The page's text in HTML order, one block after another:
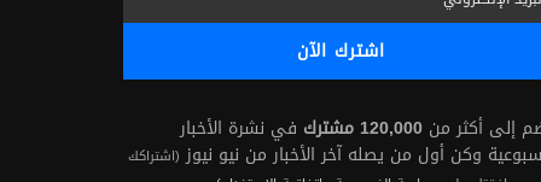
إلى أكثر من 120,000 مشترك
في نشرة الأخبار
وكن أول من يصله آخر الأخبار من نيو نيوز (اشتراكك